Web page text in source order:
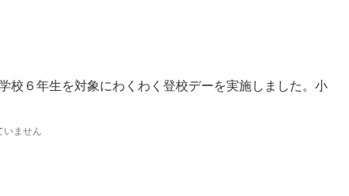
校６年生を対象にわくわく登校デーを実施しました。小
いません